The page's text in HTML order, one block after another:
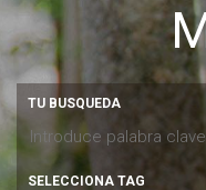
TU BUSQUEDA
SELECCIONA TAG